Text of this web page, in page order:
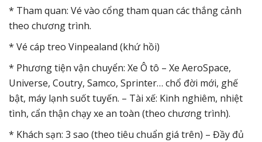
* Tham quan: Vé vào cổng tham quan các thắng cảnh
theo chương trình.
* Vé cáp treo Vinpealand (khứ hồi)
* Phương tiện vận chuyển: Xe Ô tô – Xe AeroSpace,
Universe, Coutry, Samco, Sprinter… chổ đời mới, ghế
bật, máy lạnh suốt tuyến. – Tài xế: Kinh nghiêm, nhiệt
tình, cẩn thận chạy xe an toàn (theo chương trình).
* Khách sạn: 3 sao (theo tiêu chuẩn giá trên) – Đầy đủ